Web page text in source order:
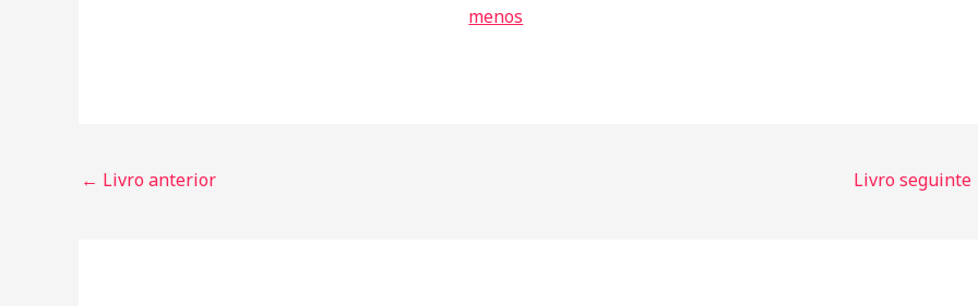
menos
← Livro anterior Livro seguinte